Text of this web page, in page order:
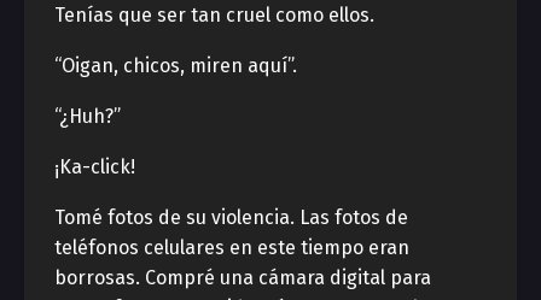
Tenías que ser tan cruel como ellos.
“Oigan, chicos, miren aquí”.
“¿Huh?”
¡Ka-click!
Tomé fotos de su violencia. Las fotos de
teléfonos celulares en este tiempo eran
borrosas. Compré una cámara digital para